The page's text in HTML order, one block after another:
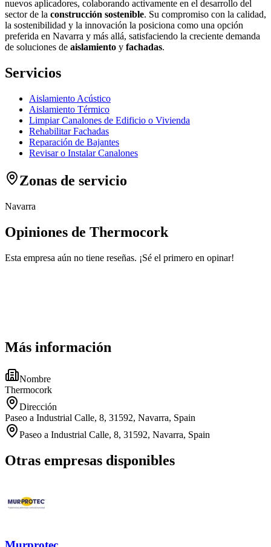
nuevos aplicadores, colaborando activamente en el desarrollo del
sector de la construcción sostenible. Su compromiso con la calidad,
la sostenibilidad y la innovación la posiciona como una opción
preferida en Navarra y más allá, satisfaciendo la creciente demanda
de soluciones de aislamiento y fachadas.
Servicios
Aislamiento Acústico
Aislamiento Térmico
Limpiar Canalones de Edificio o Vivienda
Rehabilitar Fachadas
Reparación de Bajantes
Revisar o Instalar Canalones
Zonas de servicio
Navarra
Opiniones de Thermocork
Esta empresa aún no tiene reseñas. ¡Sé el primero en opinar!
Más información
Nombre
Thermocork
Dirección
Paseo a Industrial Calle, 8, 31592, Navarra, Spain
Paseo a Industrial Calle, 8, 31592, Navarra, Spain
Otras empresas disponibles